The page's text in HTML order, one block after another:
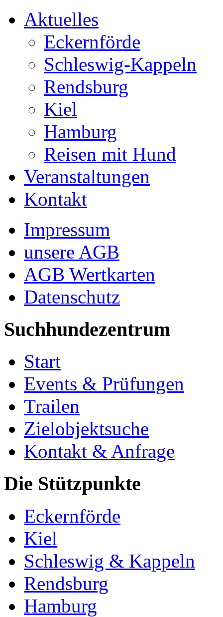
Aktuelles
Eckernförde
Schleswig-Kappeln
Rendsburg
Kiel
Hamburg
Reisen mit Hund
Veranstaltungen
Kontakt
Impressum
unsere AGB
AGB Wertkarten
Datenschutz
Suchhundezentrum
Start
Events & Prüfungen
Trailen
Zielobjektsuche
Kontakt & Anfrage
Die Stützpunkte
Eckernförde
Kiel
Schleswig & Kappeln
Rendsburg
Hamburg